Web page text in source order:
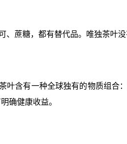
、蔗糖，都有替代品。唯独茶叶没
叶含有一种全球独有的物质组合
确健康收益。